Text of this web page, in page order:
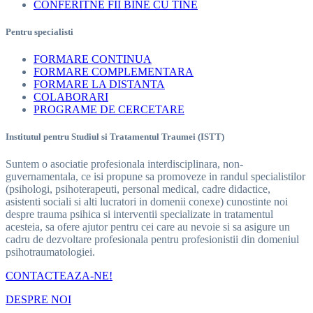
CONFERITNE FII BINE CU TINE
Pentru specialisti
FORMARE CONTINUA
FORMARE COMPLEMENTARA
FORMARE LA DISTANTA
COLABORARI
PROGRAME DE CERCETARE
Institutul pentru Studiul si Tratamentul Traumei (ISTT)
Suntem o asociatie profesionala interdisciplinara, non-
guvernamentala, ce isi propune sa promoveze in randul specialistilor
(psihologi, psihoterapeuti, personal medical, cadre didactice,
asistenti sociali si alti lucratori in domenii conexe) cunostinte noi
despre trauma psihica si interventii specializate in tratamentul
acesteia, sa ofere ajutor pentru cei care au nevoie si sa asigure un
cadru de dezvoltare profesionala pentru profesionistii din domeniul
psihotraumatologiei.
CONTACTEAZA-NE!
DESPRE NOI